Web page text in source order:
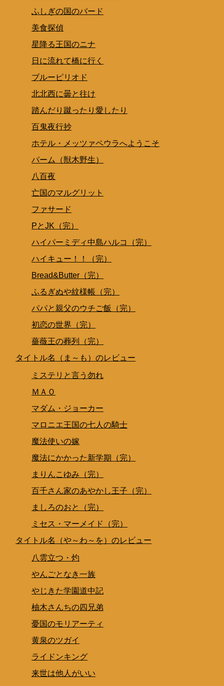
ふしぎの国のバード
美食探偵
星降る王国のニナ
日に流れて橋に行く
ブルーピリオド
北北西に曇と往け
踏んだり蹴ったり愛したり
百鬼夜行抄
ホテル・メッツァペウラへようこそ
パーム（獣木野生）
八百夜
亡国のマルグリット
ファサード
PとJK（完）
ハイパーミディ中島ハルコ（完）
ハイキュー！！（完）
Bread&Butter（完）
ふるぎぬや紋様帳（完）
パパと親父のウチご飯（完）
初恋の世界（完）
薔薇王の葬列（完）
タイトル名（ま～も）のレビュー
ミステリと言う勿れ
ＭＡＯ
マダム・ジョーカー
マロニエ王国の七人の騎士
魔法使いの嫁
魔法にかかった新学期（完）
まりんこゆみ（完）
百千さん家のあやかし王子（完）
ましろのおと（完）
ミセス・マーメイド（完）
タイトル名（や～わ～を）のレビュー
八雲立つ・灼
やんごとなき一族
やじきた学園道中記
柚木さんちの四兄弟
憂国のモリアーティ
黄泉のツガイ
ライドンキング
来世は他人がいい